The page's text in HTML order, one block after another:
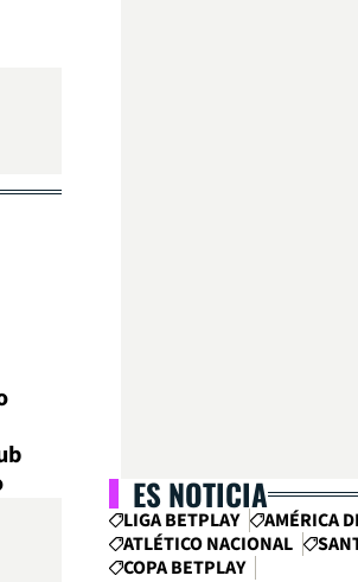
ES NOTICIA
LIGA BETPLAY
AMÉRICA
ATLÉTICO NACIONAL
COPA BETPLAY